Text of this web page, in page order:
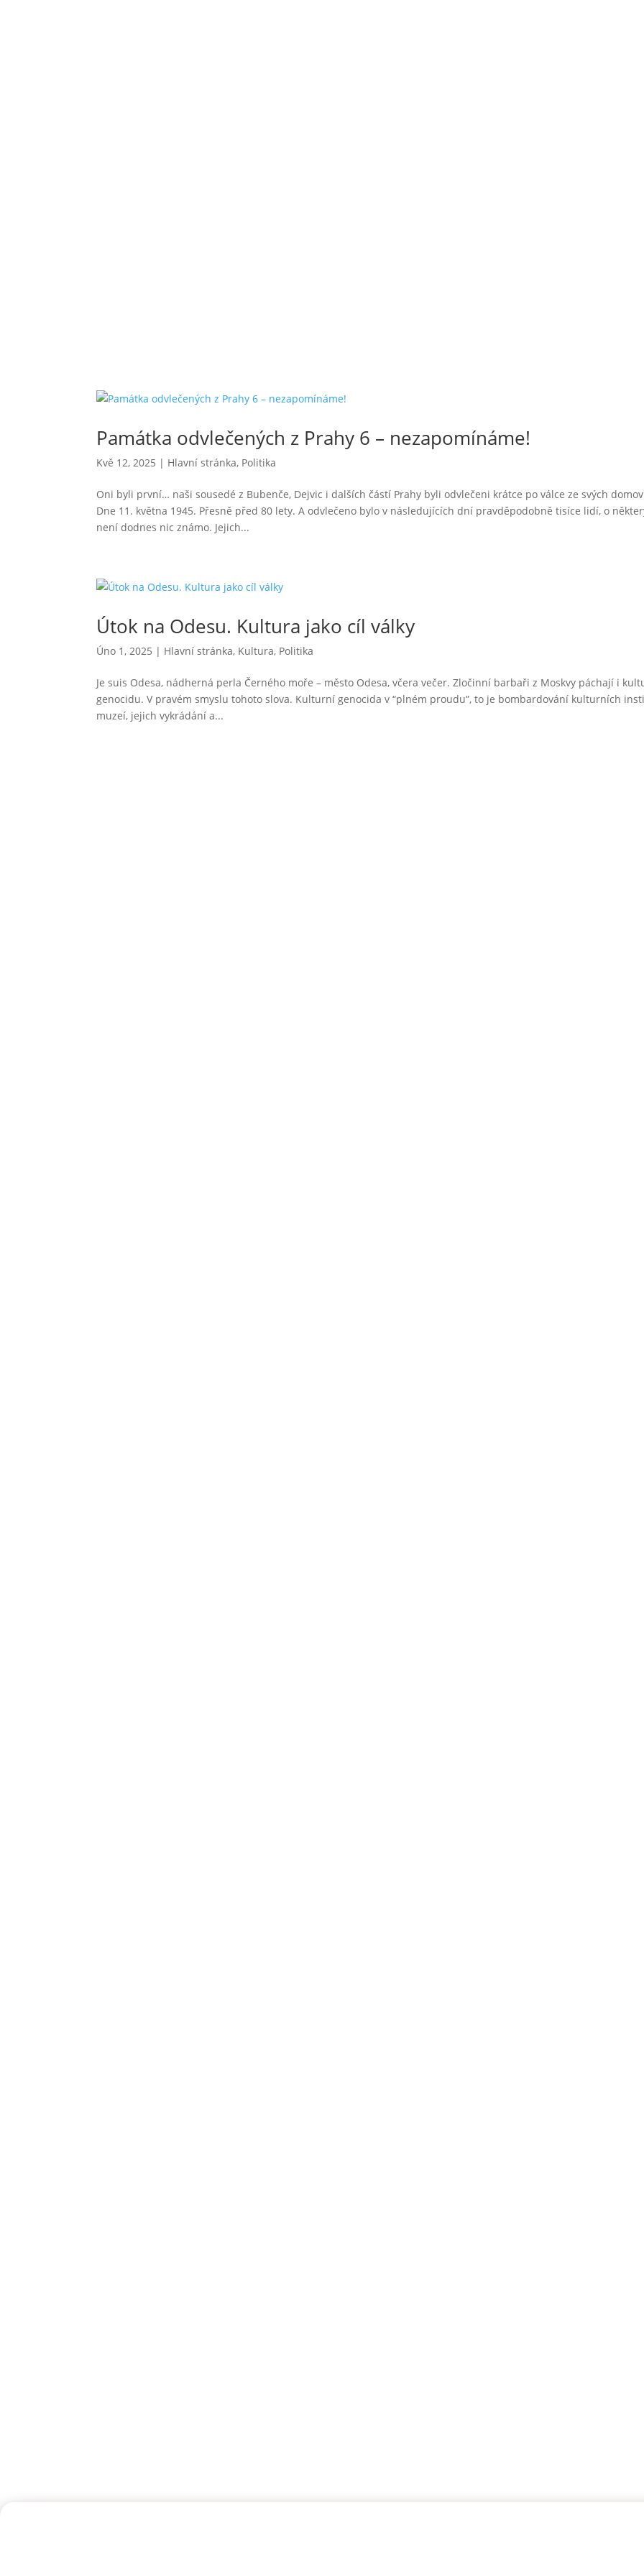
Památka odvlečených z Prahy 6 – nezapomínáme!
Kvě 12, 2025 | Hlavní stránka, Politika
Oni byli první… naši sousedé z Bubenče, Dejvic i dalších částí Prahy byli odvlečeni krátce po válce ze svých
Dne 11. května 1945. Přesně před 80 lety. A odvlečeno bylo v následujících dní pravděpodobně tisíce lidí, o
není dodnes nic známo. Jejich...
Útok na Odesu. Kultura jako cíl války
Úno 1, 2025 | Hlavní stránka, Kultura, Politika
Je suis Odesa, nádherná perla Černého moře – město Odesa, včera večer. Zločinní barbaři z Moskvy páchají i
genocidu. V pravém smyslu tohoto slova. Kulturní genocida v “plném proudu”, to je bombardování kulturních
muzeí, jejich vykrádání a...